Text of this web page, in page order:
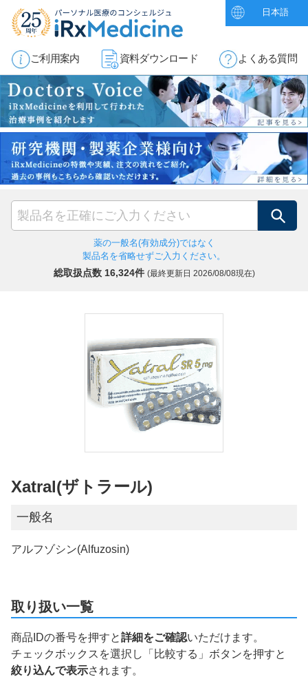
日本語
ご利用案内 資料ダウンロード よくある質問
検索
薬の一般名(有効成分)ではなく
製品名を省略せずご入力ください。
総取扱点数 16,324件 (最終更新日 2026/08/08現在)
Xatral(ザトラール)
一般名
アルフゾシン(Alfuzosin)
取り扱い一覧
商品IDの番号を押すと詳細をご確認いただけます。
チェックボックスを選択し「比較する」ボタンを押すと
絞り込んで表示されます。